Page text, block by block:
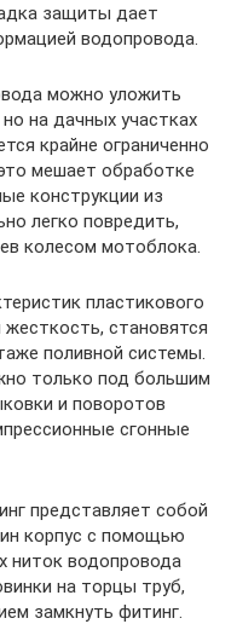
защиты дает
водопровода.
можно уложить
на дачных участках
крайне ограниченно
мешает обработке
конструкции из
легко повредить,
колесом мотоблока.
пластикового
становятся
поливной системы.
только под большим
и поворотов
сгонные
представляет собой
корпус с помощью
ниток водопровода
на торцы труб,
замкнуть фитинг.